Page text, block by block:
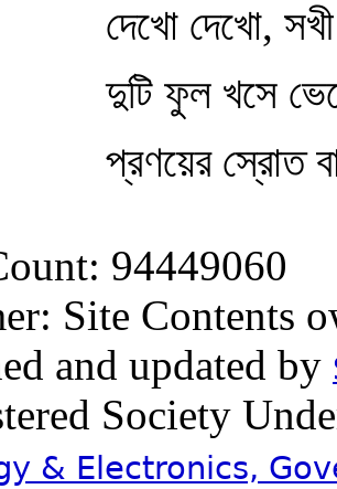
দেখো দেখো, সখী
দুটি ফুল খসে
প্রণয়ের স্রোত
94449060
Site Contents
and updated by
Society
& Electronics,